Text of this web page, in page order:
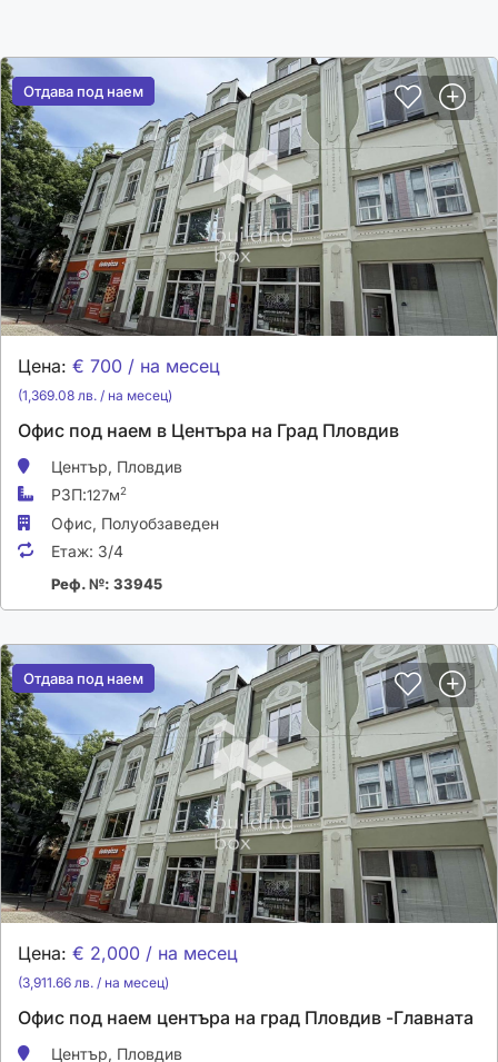
Отдава под наем
Отдава под наем
Цена: € 700 / на месец
(1,369.08 лв. / на месец)
Офис под наем в Центъра на Град Пловдив
Център, Пловдив
РЗП:127м2
Офис, Полуобзаведен
Етаж: 3/4
Реф. №: 33945
Отдава под наем
Отдава под наем
Цена: € 2,000 / на месец
(3,911.66 лв. / на месец)
Офис под наем центъра на град Пловдив -Главната
Център, Пловдив